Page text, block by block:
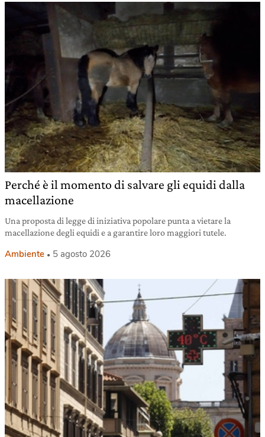
Perché è il momento di salvare gli equidi dalla
macellazione
Una proposta di legge di iniziativa popolare punta a vietare la
macellazione degli equidi e a garantire loro maggiori tutele.
Ambiente 5 agosto 2026